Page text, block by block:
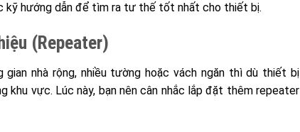
kỹ hướng dẫn để tìm ra tư thế tốt nhất cho thiết bị.
(Repeater)
gian nhà rộng, nhiều tường hoặc vách ngăn thì dù thiết bị
khu vực. Lúc này, bạn nên cân nhắc lắp đặt thêm repeater